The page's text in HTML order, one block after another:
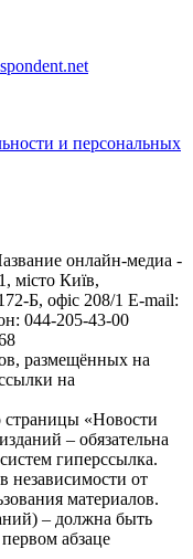
и персональных
онлайн-медиа -
місто Київ,
Б, офіс 208/1 E-mail:
044-205-43-00
размещённых на
на
страницы «Новости
– обязательна
гиперссылка.
независимости от
материалов.
– должна быть
абзаце